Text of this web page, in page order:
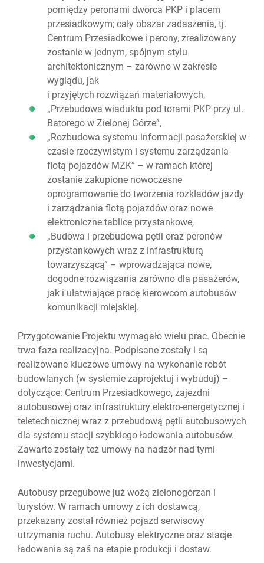
pomiędzy peronami dworca PKP i placem
przesiadkowym; cały obszar zadaszenia, tj.
Centrum Przesiadkowe i perony, zrealizowany
zostanie w jednym, spójnym stylu
architektonicznym – zarówno w zakresie
wyglądu, jak
i przyjętych rozwiązań materiałowych,
„Przebudowa wiaduktu pod torami PKP przy ul.
Batorego w Zielonej Górze”,
„Rozbudowa systemu informacji pasażerskiej w
czasie rzeczywistym i systemu zarządzania
flotą pojazdów MZK” – w ramach której
zostanie zakupione nowoczesne
oprogramowanie do tworzenia rozkładów jazdy
i zarządzania flotą pojazdów oraz nowe
elektroniczne tablice przystankowe,
„Budowa i przebudowa pętli oraz peronów
przystankowych wraz z infrastrukturą
towarzyszącą” – wprowadzająca nowe,
dogodne rozwiązania zarówno dla pasażerów,
jak i ułatwiające pracę kierowcom autobusów
komunikacji miejskiej.
Przygotowanie Projektu wymagało wielu prac. Obecnie
trwa faza realizacyjna. Podpisane zostały i są
realizowane kluczowe umowy na wykonanie robót
budowlanych (w systemie zaprojektuj i wybuduj) –
dotyczące: Centrum Przesiadkowego, zajezdni
autobusowej oraz infrastruktury elektro-energetycznej i
teletechnicznej wraz z przebudową pętli autobusowych
dla systemu stacji szybkiego ładowania autobusów.
Zawarte zostały też umowy na nadzór nad tymi
inwestycjami.
Autobusy przegubowe już wożą zielonogórzan i
turystów. W ramach umowy z ich dostawcą,
przekazany został również pojazd serwisowy
utrzymania ruchu. Autobusy elektryczne oraz stacje
ładowania są zaś na etapie produkcji i dostaw.